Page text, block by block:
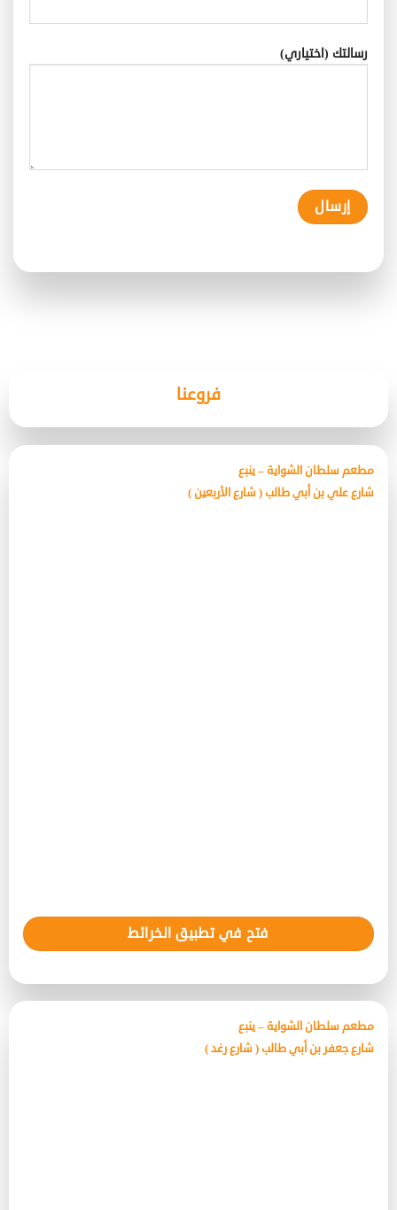
رسالتك (اختياري)
فروعنا
مطعم سلطان الشواية – ينبع
شارع علي بن أبي طالب ( شارع الأربعين )
فتح في تطبيق الخرائط
مطعم سلطان الشواية – ينبع
شارع جعفر بن أبي طالب ( شارع رغد )